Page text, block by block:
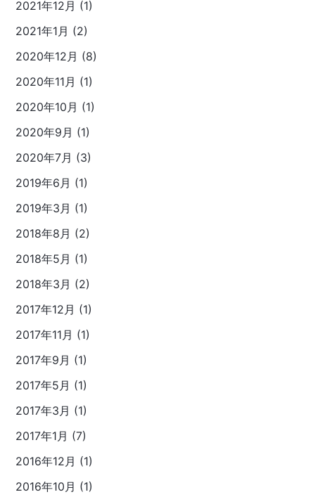
2021年12月 (1)
2021年1月 (2)
2020年12月 (8)
2020年11月 (1)
2020年10月 (1)
2020年9月 (1)
2020年7月 (3)
2019年6月 (1)
2019年3月 (1)
2018年8月 (2)
2018年5月 (1)
2018年3月 (2)
2017年12月 (1)
2017年11月 (1)
2017年9月 (1)
2017年5月 (1)
2017年3月 (1)
2017年1月 (7)
2016年12月 (1)
2016年10月 (1)